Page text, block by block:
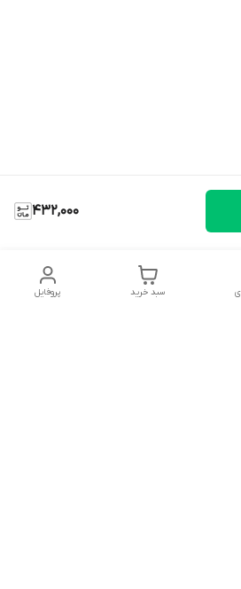
432,000
پروفایل سبد خرید